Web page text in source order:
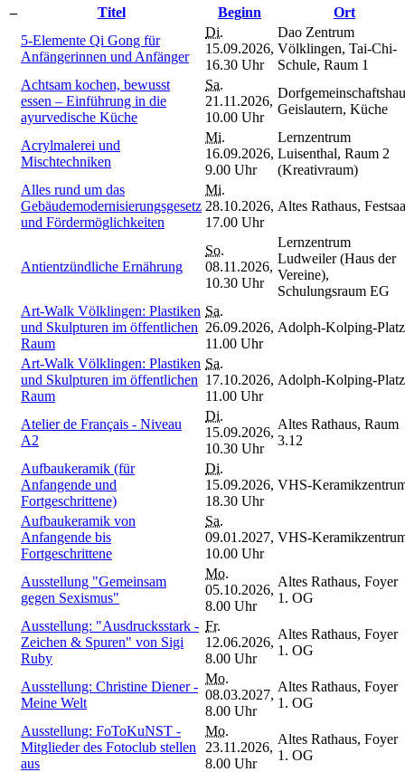
– Titel Beginn
Ort
5-Elemente Qi Gong für
Anfängerinnen und Anfänger
Di.
15.09.2026,
16.30 Uhr
Dao Zentrum
Völklingen, Tai-Chi-
Schule, Raum 1
Achtsam kochen, bewusst
essen – Einführung in die
ayurvedische Küche
Sa.
21.11.2026,
10.00 Uhr
Geislautern, Küche
Acrylmalerei und
Mischtechniken
Mi.
16.09.2026,
9.00 Uhr
Lernzentrum
Luisenthal, Raum 2
(Kreativraum)
Alles rund um das
Gebäudemodernisierungsgesetz
und Fördermöglichkeiten
Mi.
28.10.2026,
17.00 Uhr
Altes Rathaus,
Antientzündliche Ernährung
So.
08.11.2026,
10.30 Uhr
Lernzentrum
Ludweiler (Haus der
Vereine),
Schulungsraum EG
Art-Walk Völklingen: Plastiken
und Skulpturen im öffentlichen
Raum
Sa.
26.09.2026,
11.00 Uhr
Adolph-Kolping-Platz
Art-Walk Völklingen: Plastiken
und Skulpturen im öffentlichen
Raum
Sa.
17.10.2026,
11.00 Uhr
Adolph-Kolping-Platz
Atelier de Français - Niveau
A2
Di.
15.09.2026,
10.30 Uhr
Altes Rathaus, Raum
3.12
Aufbaukeramik (für
Anfangende und
Fortgeschrittene)
Di.
15.09.2026,
18.30 Uhr
VHS-
Aufbaukeramik von
Anfangende bis
Fortgeschrittene
Sa.
09.01.2027,
10.00 Uhr
VHS-
Ausstellung "Gemeinsam
gegen Sexismus"
Mo.
05.10.2026,
8.00 Uhr
Altes Rathaus, Foyer
1. OG
Ausstellung: "Ausdrucksstark -
Zeichen & Spuren" von Sigi
Ruby
Fr.
12.06.2026,
8.00 Uhr
Altes Rathaus, Foyer
1. OG
Ausstellung: Christine Diener -
Meine Welt
Mo.
08.03.2027,
8.00 Uhr
Altes Rathaus, Foyer
1. OG
Ausstellung: FoToKuNST -
Mitglieder des Fotoclub stellen
aus
Mo.
23.11.2026,
8.00 Uhr
Altes Rathaus, Foyer
1. OG